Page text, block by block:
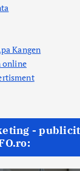
Kangen
online
-